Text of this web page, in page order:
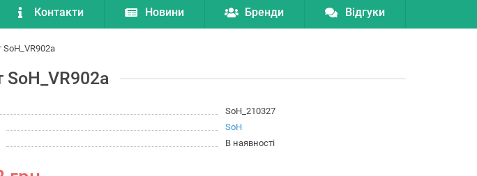
Контакти Новини Бренди Відгуки
SoH_VR902a
SoH_VR902a
SoH_210327
SoH
В наявності